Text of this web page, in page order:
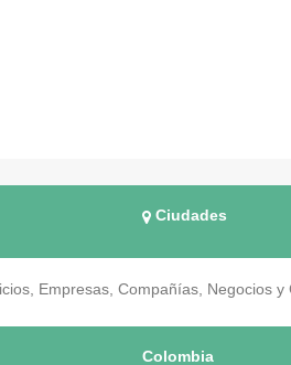
Ciudades
Empresas, Compañías, Negocios y
Colombia